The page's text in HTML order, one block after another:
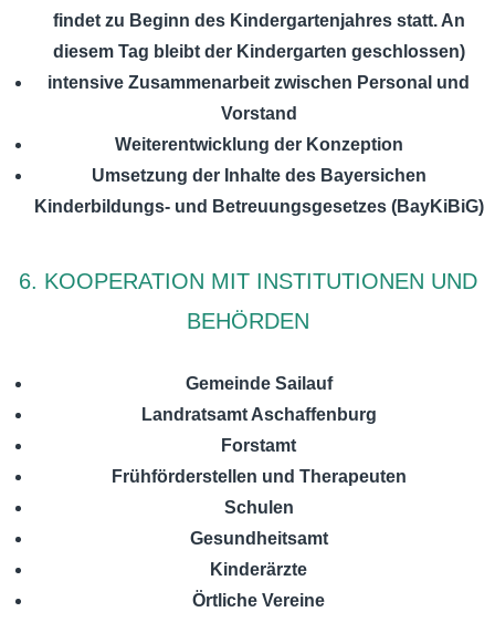
findet zu Beginn des Kindergartenjahres statt. An
diesem Tag bleibt der Kindergarten geschlossen)
intensive Zusammenarbeit zwischen Personal und
Vorstand
Weiterentwicklung der Konzeption
Umsetzung der Inhalte des Bayersichen
Kinderbildungs- und Betreuungsgesetzes (BayKiBiG)
6. KOOPERATION MIT INSTITUTIONEN UND
BEHÖRDEN
Gemeinde Sailauf
Landratsamt Aschaffenburg
Forstamt
Frühförderstellen und Therapeuten
Schulen
Gesundheitsamt
Kinderärzte
Örtliche Vereine